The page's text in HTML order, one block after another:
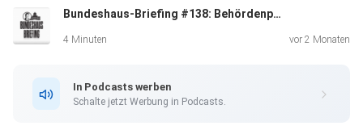
Bundeshaus-Briefing #138: Behördenpropaganda, SP-Taktik bei der 13. AHV-Rente, Wohnbauförderung
4 Minuten vor 2 Monaten
In Podcasts werben
Schalte jetzt Werbung in Podcasts.